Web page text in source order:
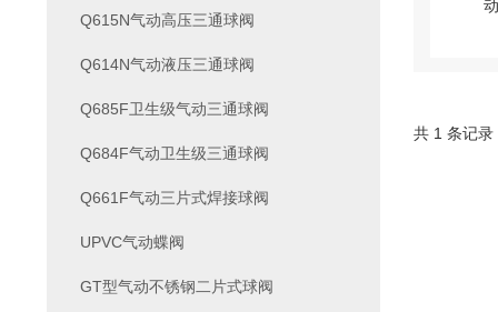
共 1 条记
Q615N气动高压三通球阀
Q614N气动液压三通球阀
Q685F卫生级气动三通球阀
Q684F气动卫生级三通球阀
Q661F气动三片式焊接球阀
UPVC气动蝶阀
GT型气动不锈钢二片式球阀